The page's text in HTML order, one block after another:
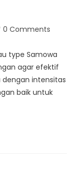
0 Comments
type Samowa
agar efektif
intensitas
baik untuk